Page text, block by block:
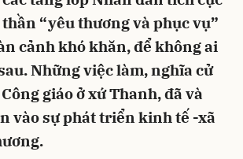
“yêu thương và phục vụ”
cảnh khó khăn, để không ai
Những việc làm, nghĩa cử
giáo ở xứ Thanh, đã và
vào sự phát triển kinh tế -xã